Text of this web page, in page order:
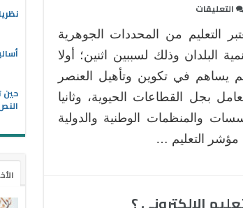
التعليقات
الإلكتروني
وآفاق
تحسين
مردودية
المنظومة
التربوية
والتعليمية
التعليم من المحددات الجوهرية
البلدان وذلك لسببين اثنين؛ أولا
يساهم في تكوين وتأهيل العنصر
بجل القطاعات الحيوية، وثانيا
والمنظمات الوطنية والدولية
مؤشر التعليم …
حين